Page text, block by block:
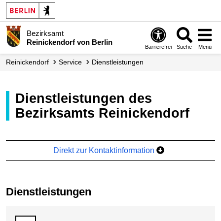
Bezirksamt
Reinickendorf von Berlin
Barrierefrei Suche Menü
Reinickendorf Service Dienst­leistungen
Dienstleistungen des
Bezirksamts Reinickendorf
Direkt zur Kontaktinformation
Dienstleistungen